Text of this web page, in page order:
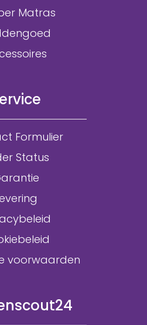
Matras
Formulier
Status
voorwaarden